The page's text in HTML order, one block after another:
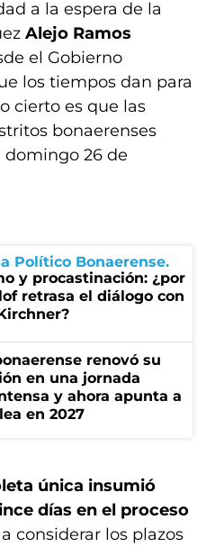
a la espera de la
Alejo Ramos
el Gobierno
los tiempos dan para
cierto es que las
bonaerenses
domingo 26 de
Político Bonaerense
y procastinación: ¿por
retrasa el diálogo con
renovó su
en una jornada
y ahora apunta a
en 2027
única insumió
días en el proceso
considerar los plazos